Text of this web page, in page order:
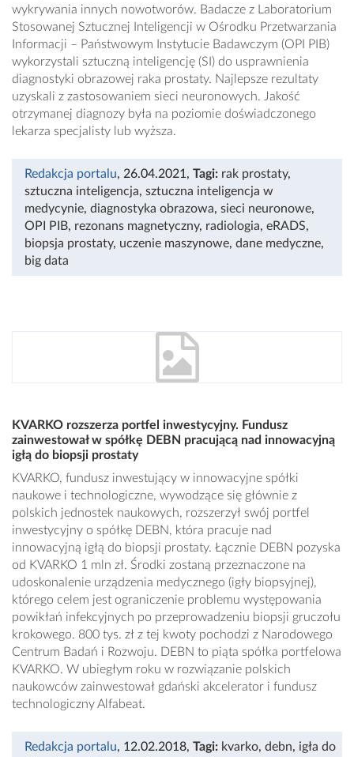
wykrywania innych nowotworów. Badacze z Laboratorium
Stosowanej Sztucznej Inteligencji w Ośrodku Przetwarzania
Informacji – Państwowym Instytucie Badawczym (OPI PIB)
wykorzystali sztuczną inteligencję (SI) do usprawnienia
diagnostyki obrazowej raka prostaty. Najlepsze rezultaty
uzyskali z zastosowaniem sieci neuronowych. Jakość
otrzymanej diagnozy była na poziomie doświadczonego
lekarza specjalisty lub wyższa.
Redakcja portalu, 26.04.2021, Tagi: rak prostaty,
sztuczna inteligencja, sztuczna inteligencja w
medycynie, diagnostyka obrazowa, sieci neuronowe,
OPI PIB, rezonans magnetyczny, radiologia, eRADS,
biopsja prostaty, uczenie maszynowe, dane medyczne,
big data
KVARKO rozszerza portfel inwestycyjny. Fundusz
zainwestował w spółkę DEBN pracującą nad innowacyjną
igłą do biopsji prostaty
KVARKO, fundusz inwestujący w innowacyjne spółki
naukowe i technologiczne, wywodzące się głównie z
polskich jednostek naukowych, rozszerzył swój portfel
inwestycyjny o spółkę DEBN, która pracuje nad
innowacyjną igłą do biopsji prostaty. Łącznie DEBN pozyska
od KVARKO 1 mln zł. Środki zostaną przeznaczone na
udoskonalenie urządzenia medycznego (igły biopsyjnej),
którego celem jest ograniczenie problemu występowania
powikłań infekcyjnych po przeprowadzeniu biopsji gruczołu
krokowego. 800 tys. zł z tej kwoty pochodzi z Narodowego
Centrum Badań i Rozwoju. DEBN to piąta spółka portfelowa
KVARKO. W ubiegłym roku w rozwiązanie polskich
naukowców zainwestował gdański akcelerator i fundusz
technologiczny Alfabeat.
Redakcja portalu, 12.02.2018, Tagi: kvarko, debn, igła do